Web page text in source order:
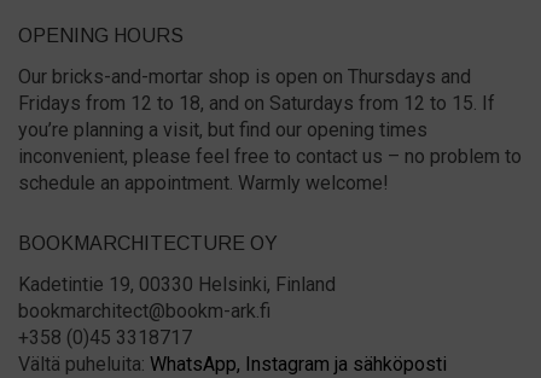
OPENING HOURS
Our bricks-and-mortar shop is open on Thursdays and
Fridays from 12 to 18, and on Saturdays from 12 to 15. If
you’re planning a visit, but find our opening times
inconvenient, please feel free to contact us – no problem to
schedule an appointment. Warmly welcome!
BOOKMARCHITECTURE OY
Kadetintie 19, 00330 Helsinki, Finland
bookmarchitect@bookm-ark.fi
+358 (0)45 3318717
Vältä puheluita: WhatsApp, Instagram ja sähköposti